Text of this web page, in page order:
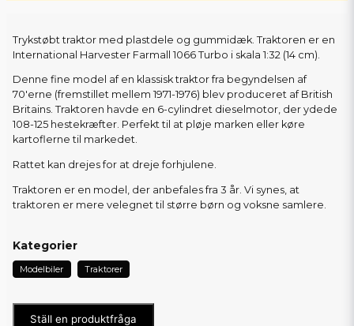
Trykstøbt traktor med plastdele og gummidæk. Traktoren er en
International Harvester Farmall 1066 Turbo i skala 1:32 (14 cm).
Denne fine model af en klassisk traktor fra begyndelsen af
70'erne (fremstillet mellem 1971-1976) blev produceret af British
Britains. Traktoren havde en 6-cylindret dieselmotor, der ydede
108-125 hestekræfter. Perfekt til at pløje marken eller køre
kartoflerne til markedet.
Rattet kan drejes for at dreje forhjulene.
Traktoren er en model, der anbefales fra 3 år. Vi synes, at
traktoren er mere velegnet til større børn og voksne samlere.
Kategorier
Modelbiler Traktorer
Ställ en produktfråga